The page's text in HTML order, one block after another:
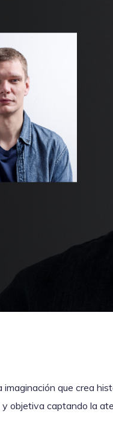
que crea
objetiva captando la